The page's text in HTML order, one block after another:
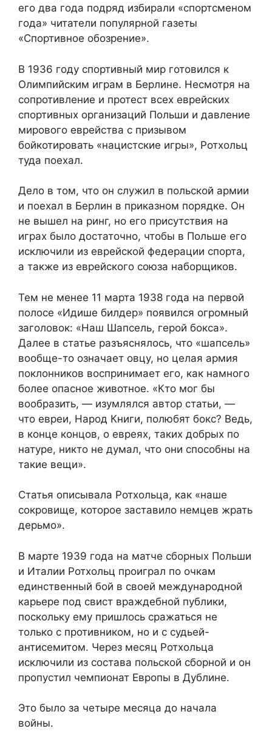
его два года подряд избирали «спортсменом
года» читатели популярной газеты
«Спортивное обозрение».
В 1936 году спортивный мир готовился к
Олимпийским играм в Берлине. Несмотря на
сопротивление и протест всех еврейских
спортивных организаций Польши и давление
мирового еврейства с призывом
бойкотировать «нацистские игры», Ротхольц
туда поехал.
Дело в том, что он служил в польской армии
и поехал в Берлин в приказном порядке. Он
не вышел на ринг, но его присутствия на
играх было достаточно, чтобы в Польше его
исключили из еврейской федерации спорта,
а также из еврейского союза наборщиков.
Тем не менее 11 марта 1938 года на первой
полосе «Идише билдер» появился огромный
заголовок: «Наш Шапсель, герой бокса».
Далее в статье разъяснялось, что «шапсель»
вообще-то означает овцу, но целая армия
поклонников воспринимает его, как намного
более опасное животное. «Кто мог бы
вообразить, — изумлялся автор статьи, —
что евреи, Народ Книги, полюбят бокс? Ведь,
в конце концов, о евреях, таких добрых по
натуре, никто не думал, что они способны на
такие вещи».
Статья описывала Ротхольца, как «наше
сокровище, которое заставило немцев жрать
дерьмо».
В марте 1939 года на матче сборных Польши
и Италии Ротхольц проиграл по очкам
единственный бой в своей международной
карьере под свист враждебной публики,
поскольку ему пришлось сражаться не
только с противником, но и с судьей-
антисемитом. Через месяц Ротхольца
исключили из состава польской сборной и он
пропустил чемпионат Европы в Дублине.
Это было за четыре месяца до начала
войны.